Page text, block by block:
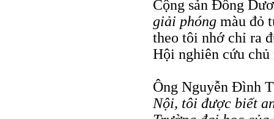
Cộng sản Đông
giải phóng màu đỏ
theo tôi nhớ chỉ ra
Hội nghiên cứu chủ
Ông Nguyễn Đình
Nội, tôi được biết